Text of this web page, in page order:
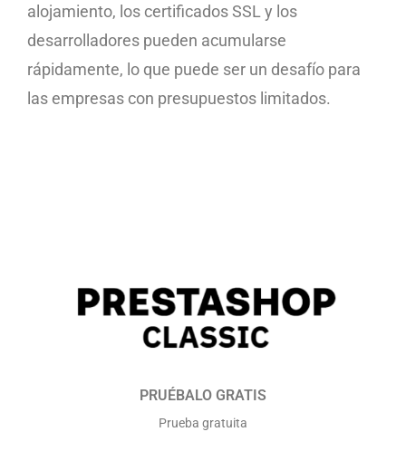
alojamiento, los certificados SSL y los
desarrolladores pueden acumularse
rápidamente, lo que puede ser un desafío para
las empresas con presupuestos limitados.
PRUÉBALO GRATIS
Prueba gratuita